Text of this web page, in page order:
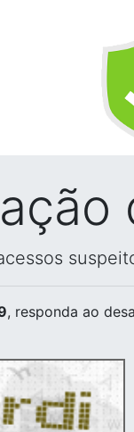
, responda ao